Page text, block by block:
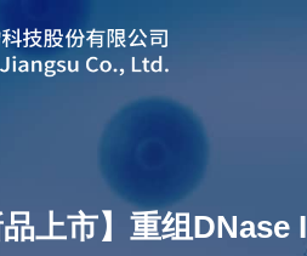
上市】重组DNase I